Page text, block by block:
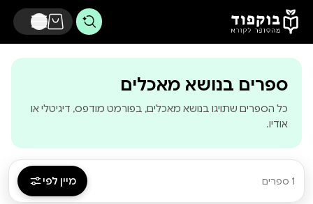
דלג לתוכן הראשי
ספרים בנושא מאכלים
כל הספרים שתויגו בנושא מאכלים, בפורמט מודפס, דיגיטלי או
אודיו.
1 ספרים מיין לפי